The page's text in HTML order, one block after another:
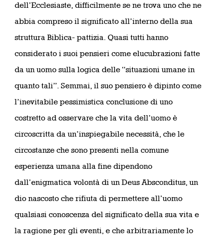
dell’Ecclesiaste, difficilmente se ne trova uno che ne
abbia compreso il significato all’interno della sua
struttura Biblica- pattizia. Quasi tutti hanno
considerato i suoi pensieri come elucubrazioni fatte
da un uomo sulla logica delle “situazioni umane in
quanto tali”. Semmai, il suo pensiero è dipinto come
l’inevitabile pessimistica conclusione di uno
costretto ad osservare che la vita dell’uomo è
circoscritta da un’inspiegabile necessità, che le
circostanze che sono presenti nella comune
esperienza umana alla fine dipendono
dall’enigmatica volontà di un Deus Absconditus, un
dio nascosto che rifiuta di permettere all’uomo
qualsiasi conoscenza del significato della sua vita e
la ragione per gli eventi, e che arbitrariamente lo